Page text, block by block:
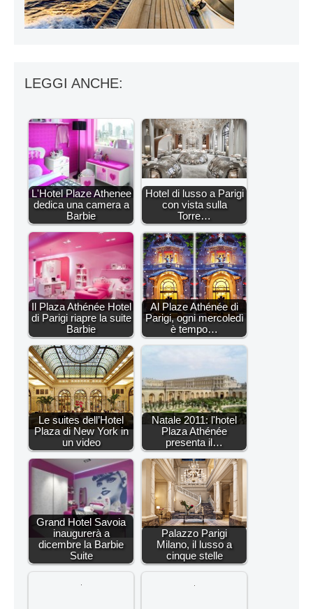
LEGGI ANCHE:
L'Hotel Plaze Athenee
dedica una camera a
Barbie
Hotel di lusso a Parigi
con vista sulla
Torre…
Il Plaza Athénée Hotel
di Parigi riapre la suite
Barbie
Al Plaze Athénée di
Parigi, ogni mercoledì
è tempo…
Le suites dell’Hotel
Plaza di New York in
un video
Natale 2011: l'hotel
Plaza Athénée
presenta il…
Grand Hotel Savoia
inaugurerà a
dicembre la Barbie
Suite
Palazzo Parigi
Milano, il lusso a
cinque stelle